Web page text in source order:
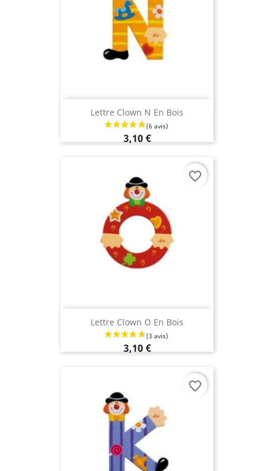
Lettre Clown N En Bois
3,10 €
Lettre Clown O En Bois
3,10 €
favorite_border
favorite_border